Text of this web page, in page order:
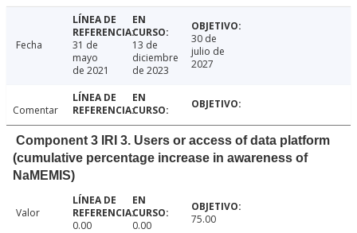
Fecha
31 de
mayo
de 2021
13 de
diciembre
de 2023
30 de
julio de
2027
Comentar
Component 3 IRI 3. Users or access of data platform
(cumulative percentage increase in awareness of
NaMEMIS)
Valor
0.00
0.00 75.00